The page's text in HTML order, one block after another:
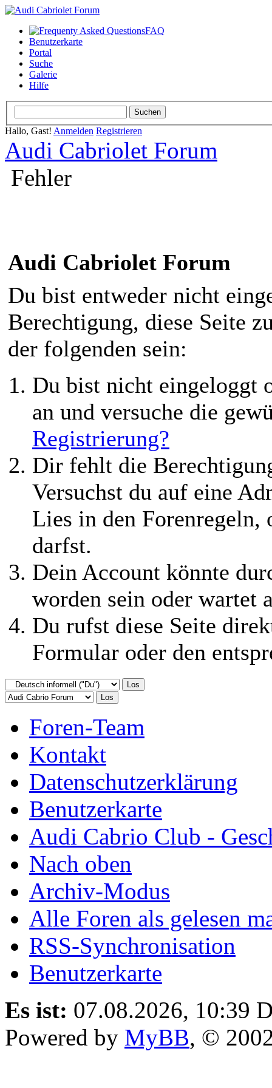
FAQ
Benutzerkarte
Portal
Suche
Galerie
Hilfe
Hallo, Gast! Anmelden Registrieren
Audi Cabriolet Forum
Fehler
Audi Cabriolet Forum
Du bist entweder nicht
Berechtigung, diese Seite
der folgenden sein:
Du bist nicht eingeloggt
an und versuche die
Registrierung?
Dir fehlt die
Versuchst du auf eine
Lies in den Forenregeln,
darfst.
Dein Account könnte
worden sein oder wartet
Du rufst diese Seite
Formular oder den
Foren-Team
Kontakt
Datenschutzerklärung
Benutzerkarte
Audi Cabrio Club -
Nach oben
Archiv-Modus
Alle Foren als gelesen
RSS-Synchronisation
Benutzerkarte
Es ist: 07.08.2026, 10:39
Powered by MyBB, ©